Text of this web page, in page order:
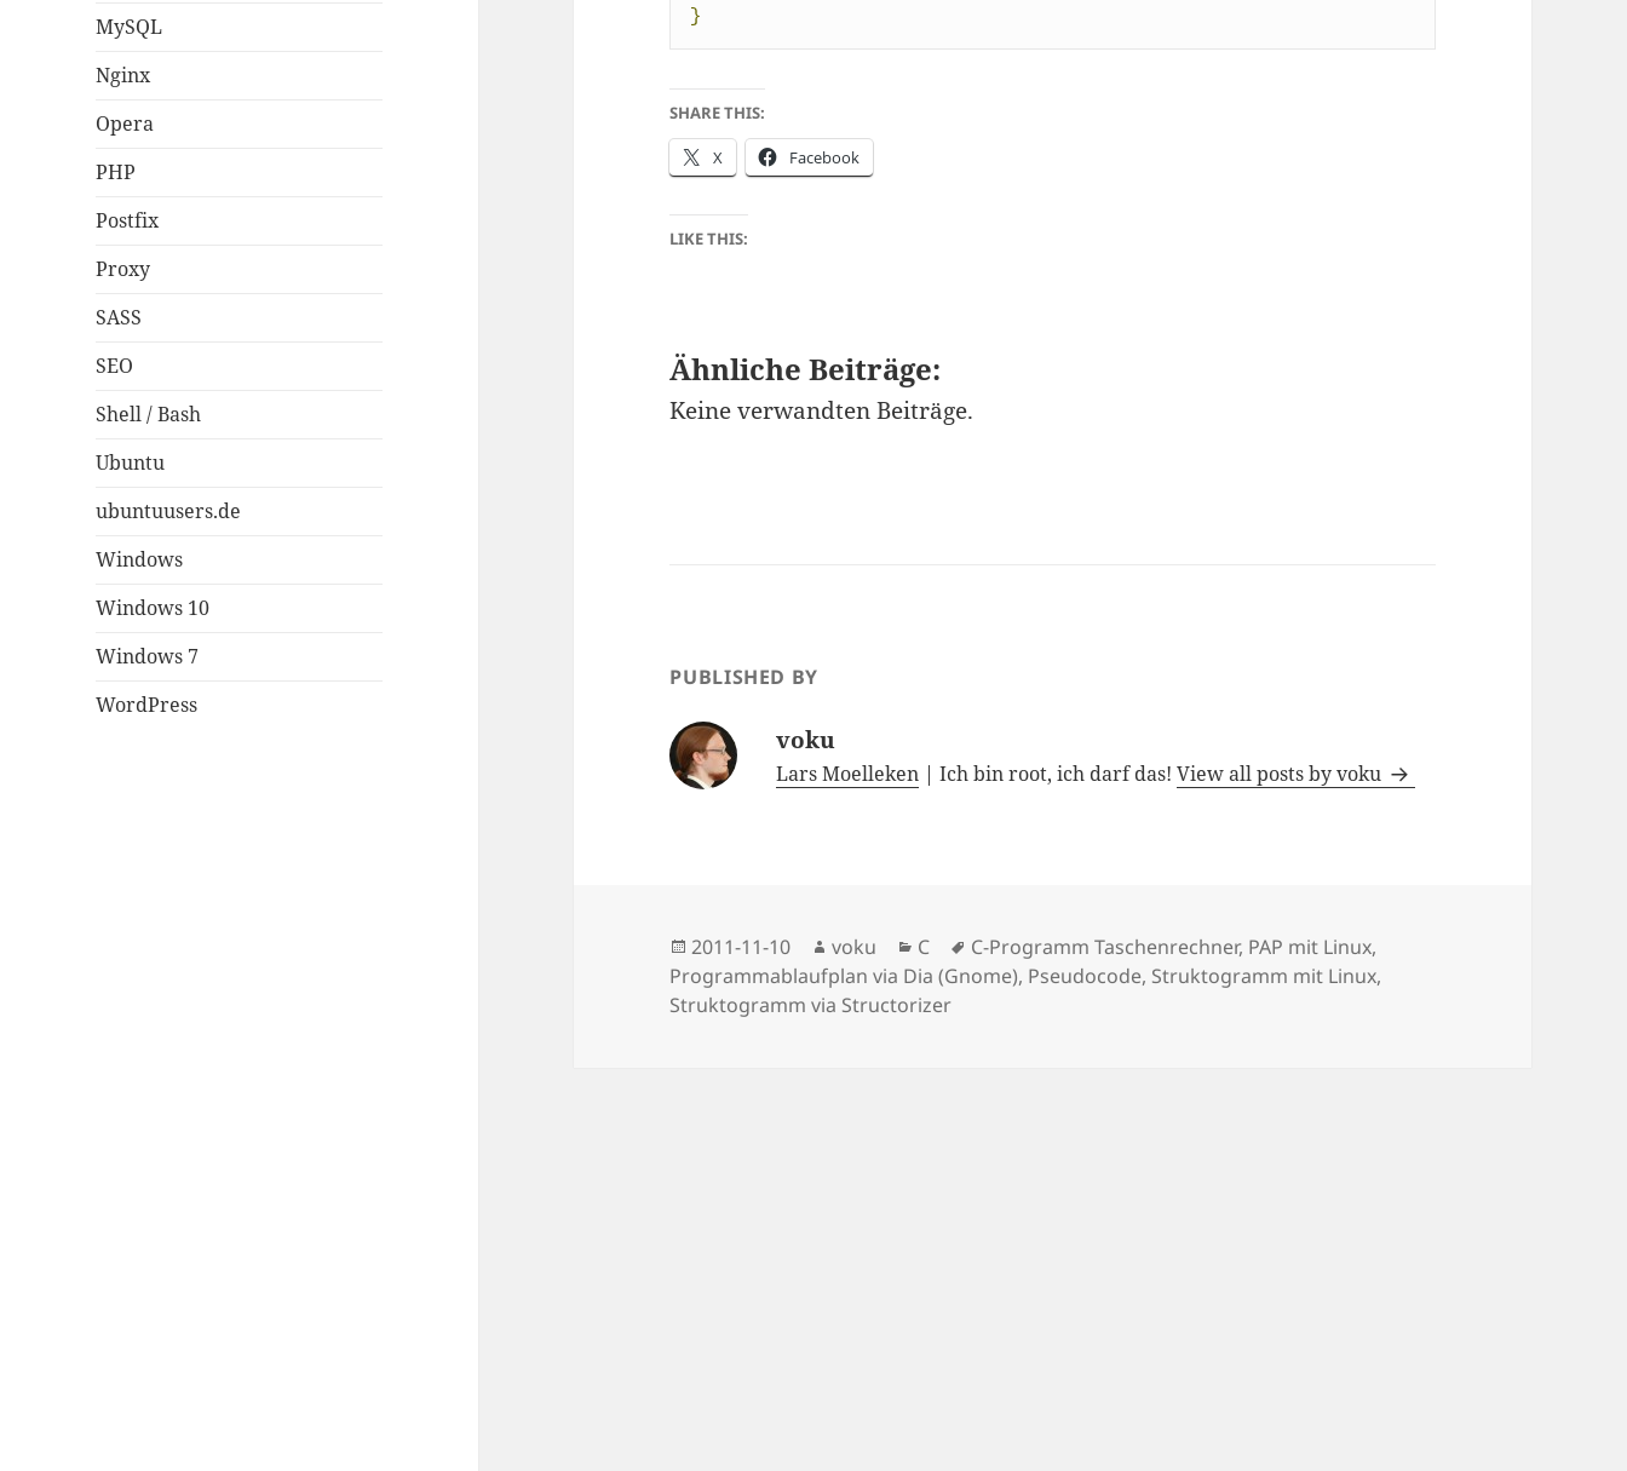
MySQL
Nginx
Opera
PHP
Postfix
Proxy
SASS
SEO
Shell / Bash
Ubuntu
ubuntuusers.de
Windows
Windows 10
Windows 7
WordPress
}
SHARE THIS:
X Facebook
LIKE THIS:
Ähnliche Beiträge:
Keine verwandten Beiträge.
PUBLISHED BY
voku
Lars Moelleken | Ich bin root, ich darf das!View all posts by voku
Posted
on
2011-11-10 Author
voku Categories
C Tags
C-Programm Taschenrechner, PAP mit Linux,
Programmablaufplan via Dia (Gnome), Pseudocode, Struktogramm mit Linux,
Struktogramm via Structorizer